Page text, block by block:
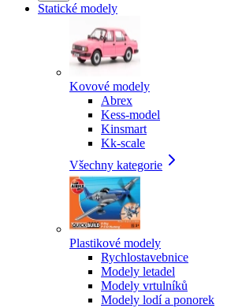
Statické modely
Kovové modely
Abrex
Kess-model
Kinsmart
Kk-scale
Všechny kategorie
Plastikové modely
Rychlostavebnice
Modely letadel
Modely vrtulníků
Modely lodí a ponorek